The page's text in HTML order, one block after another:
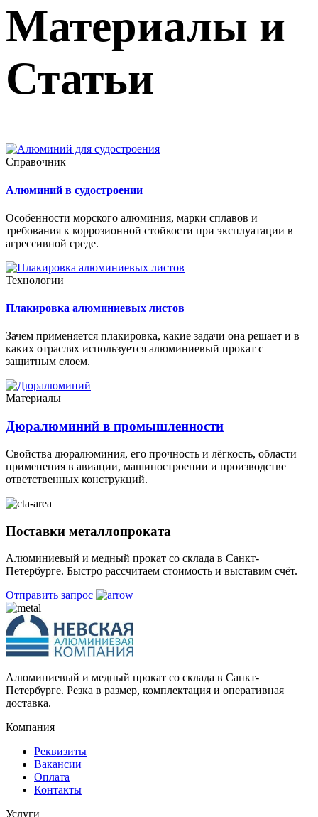
Материалы и
Статьи
Справочник
Алюминий в судостроении
Особенности морского алюминия, марки сплавов и
требования к коррозионной стойкости при эксплуатации в
агрессивной среде.
Технологии
Плакировка алюминиевых листов
Зачем применяется плакировка, какие задачи она решает и в
каких отраслях используется алюминиевый прокат с
защитным слоем.
Материалы
Дюралюминий в промышленности
Свойства дюралюминия, его прочность и лёгкость, области
применения в авиации, машиностроении и производстве
ответственных конструкций.
Поставки металлопроката
Алюминиевый и медный прокат со склада в Санкт-
Петербурге. Быстро рассчитаем стоимость и выставим счёт.
Отправить запрос
Алюминиевый и медный прокат со склада в Санкт-
Петербурге. Резка в размер, комплектация и оперативная
доставка.
Компания
Реквизиты
Вакансии
Оплата
Контакты
Услуги